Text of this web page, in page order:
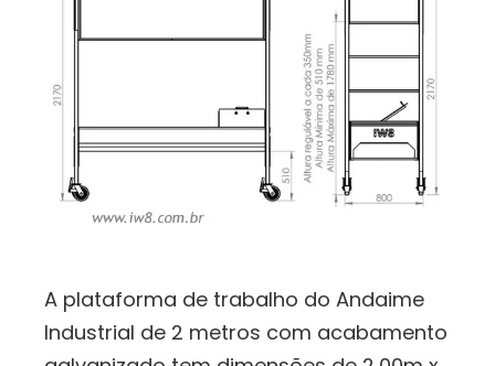
A plataforma de trabalho do Andaime
Industrial de 2 metros com acabamento